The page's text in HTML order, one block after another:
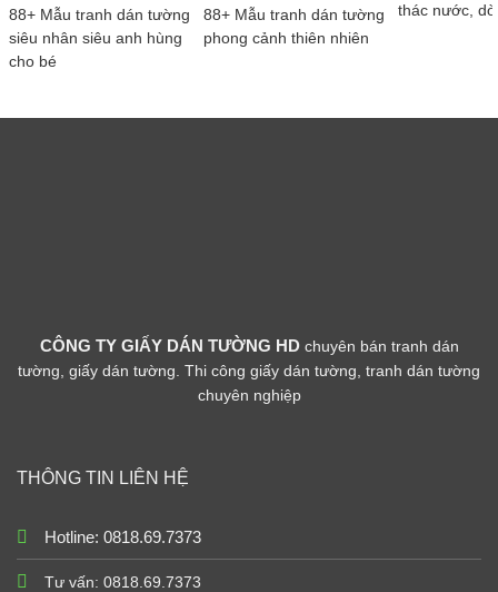
88+ Mẫu tranh dán tường
siêu nhân siêu anh hùng
cho bé
88+ Mẫu tranh dán tường
phong cảnh thiên nhiên
thác nước,
CÔNG TY GIẤY DÁN TƯỜNG HD chuyên bán tranh dán
tường, giấy dán tường. Thi công giấy dán tường, tranh dán tường
chuyên nghiệp
THÔNG TIN LIÊN HỆ
Hotline: 0818.69.7373
Tư vấn: 0818.69.7373